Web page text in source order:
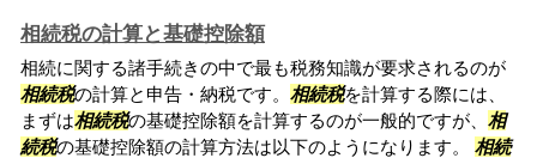
相続税の計算と基礎控除額
相続に関する諸手続きの中で最も税務知識が要求されるのが
相続税の計算と申告・納税です。 相続税を計算する際には、
まずは相続税の基礎控除額を計算するのが一般的ですが、 相
続税の基礎控除額の計算方法は以下のようになります。 相続